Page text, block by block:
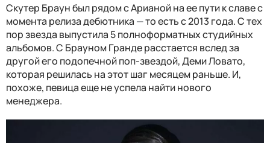
Скутер Браун был рядом с Арианой на ее пути к славе с
момента релиза дебютника —то есть с 2013 года. С тех
пор звезда выпустила 5 полноформатных студийных
альбомов. С Брауном Гранде расстается вслед за
другой его подопечной поп-звездой, Деми Ловато,
которая решилась на этот шаг месяцем раньше. И,
похоже, певица еще не успела найти нового
менеджера.